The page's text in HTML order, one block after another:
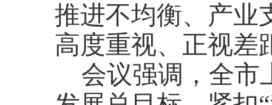
推进不均衡、产业
高度重视、正视差
会议强调，全市